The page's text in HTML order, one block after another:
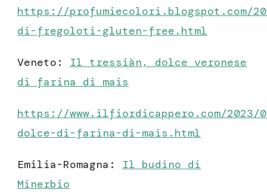
https://profumiecolori.blogspot.com/
di-fregoloti-gluten-free.html
Veneto: Il tressiàn, dolce veronese
di farina di mais
https://www.ilfiordicappero.com/2023/
dolce-di-farina-di-mais.html
Emilia-Romagna: Il budino di
Minerbio